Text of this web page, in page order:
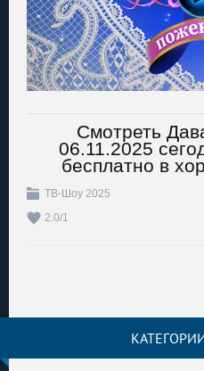
Смотреть
06.11.2025
бесплатно в
ТВ-Шоу 2025
2.0/1